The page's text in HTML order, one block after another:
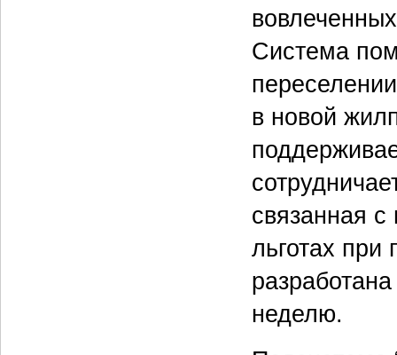
Система
в новой
связанная
льготах
неделю.